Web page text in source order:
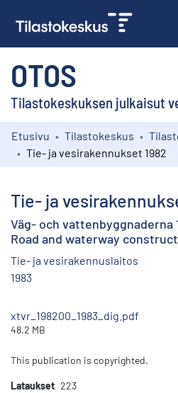
OTOS
Tilastokeskuksen julkaisut
Kokoelmat
Etusivu Tilastokeskus
Tie- ja vesirakennukset 1982
Tie- ja
Väg- och vattenbyggnaderna
Road and waterway
Tie- ja vesirakennuslaitos
1983
xtvr_198200_1983_dig.pdf
48.2 MB
This publication is copyrighted.
Lataukset 223